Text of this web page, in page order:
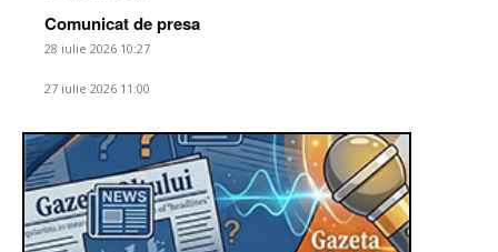
Comunicat de presa
28 iulie 2026 10:27
27 iulie 2026 11:00